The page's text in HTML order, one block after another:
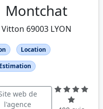
Montchat
69003 LYON
Location
Estimation
web de
l'agence